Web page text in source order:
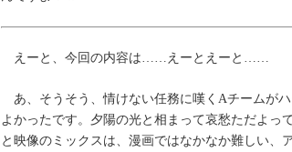
えーと、今回の内容は……えーとえーと……
あ、そうそう、情けない任務に嘆くAチームが
よかったです。夕陽の光と相まって哀愁ただよっ
と映像のミックスは、漫画ではなかなか難しい、